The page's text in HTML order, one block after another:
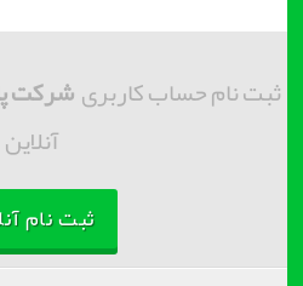
ثبت نام حساب کاربریشرکت
آنلاین
ثبت نام